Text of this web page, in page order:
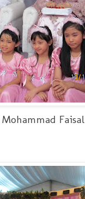
Faisal